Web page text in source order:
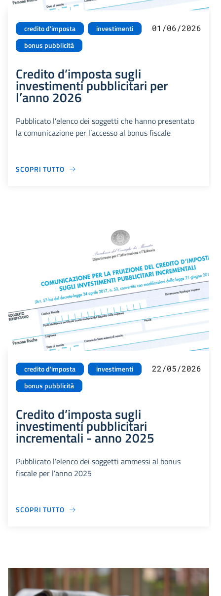
credito d'imposta
investimenti
bonus pubblicità
01/06/2026
Credito d’imposta sugli
investimenti pubblicitari per
l’anno 2026
Pubblicato l’elenco dei soggetti che hanno presentato
la comunicazione per l’accesso al bonus fiscale
SCOPRI TUTTO
credito d'imposta
investimenti
bonus pubblicità
22/05/2026
Credito d’imposta sugli
investimenti pubblicitari
incrementali - anno 2025
Pubblicato l’elenco dei soggetti ammessi al bonus
fiscale per l’anno 2025
SCOPRI TUTTO